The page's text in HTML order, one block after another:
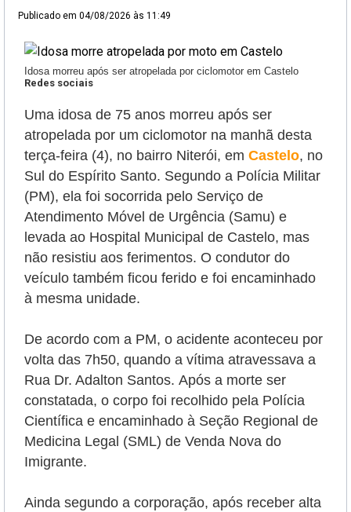
Publicado em 04/08/2026 às 11:49
Idosa morreu após ser atropelada por ciclomotor em Castelo
Redes sociais
Uma idosa de 75 anos morreu após ser
atropelada por um ciclomotor na manhã desta
terça-feira (4), no bairro Niterói, em Castelo, no
Sul do Espírito Santo. Segundo a Polícia Militar
(PM), ela foi socorrida pelo Serviço de
Atendimento Móvel de Urgência (Samu) e
levada ao Hospital Municipal de Castelo, mas
não resistiu aos ferimentos. O condutor do
veículo também ficou ferido e foi encaminhado
à mesma unidade.
De acordo com a PM, o acidente aconteceu por
volta das 7h50, quando a vítima atravessava a
Rua Dr. Adalton Santos. Após a morte ser
constatada, o corpo foi recolhido pela Polícia
Científica e encaminhado à Seção Regional de
Medicina Legal (SML) de Venda Nova do
Imigrante.
Ainda segundo a corporação, após receber alta